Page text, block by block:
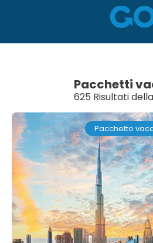
Pacchetti
625 Risultati
Pacchetto